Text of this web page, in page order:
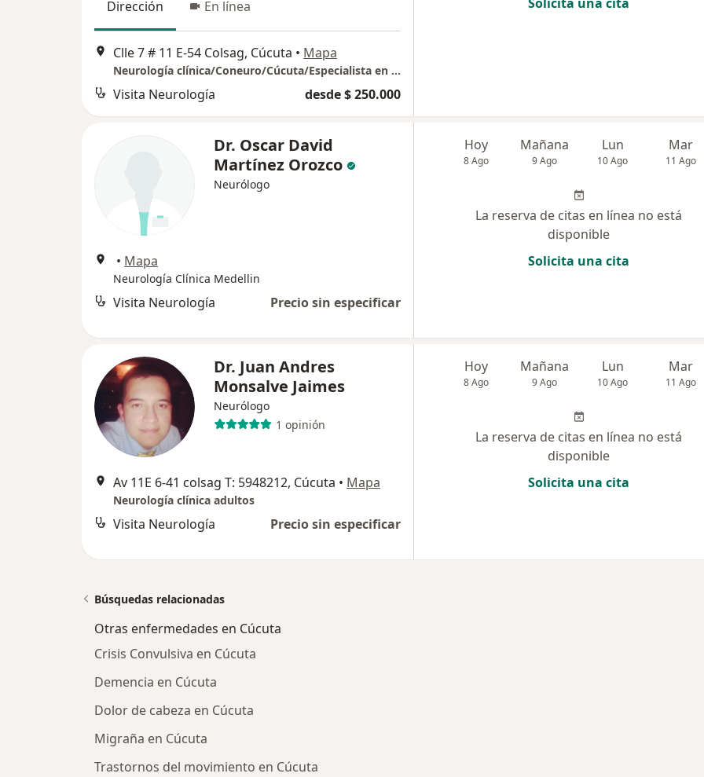
Dirección En línea
Clle 7 # 11 E-54 Colsag, Cúcuta • Mapa
Neurología clínica/Coneuro/Cúcuta/Especialista en trastornos del movimiento y enfermedad de Parkinson
Visita Neurología desde $ 250.000
Dr. Oscar David
Martínez Orozco
Neurólogo
• Mapa
Neurología Clínica Medellin
Visita Neurología Precio sin especificar
Hoy
8 Ago
Mañana
9 Ago
Lun
10 Ago
Mar
11 Ago
La reserva de citas en línea no está
disponible
Solicita una cita
Dr. Juan Andres
Monsalve Jaimes
Neurólogo
1 opinión
Av 11E 6-41 colsag T: 5948212, Cúcuta • Mapa
Neurología clínica adultos
Visita Neurología Precio sin especificar
Hoy
8 Ago
Mañana
9 Ago
Lun
10 Ago
Mar
11 Ago
La reserva de citas en línea no está
disponible
Solicita una cita
Búsquedas relacionadas
Otras enfermedades en Cúcuta
Crisis Convulsiva en Cúcuta
Demencia en Cúcuta
Dolor de cabeza en Cúcuta
Migraña en Cúcuta
Trastornos del movimiento en Cúcuta